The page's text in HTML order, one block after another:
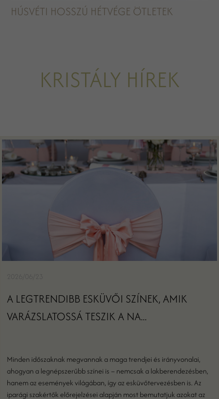
HÚSVÉTI HOSSZÚ HÉTVÉGE ÖTLETEK
KRISTÁLY HÍREK
A LEGTRENDIBB ESKÜVŐI SZÍNEK, AMIK
VARÁZSLATOSSÁ TESZIK A NA...
Minden időszaknak megvannak a maga trendjei és irányvonalai,
ahogyan a legnépszerűbb színei is – nemcsak a lakberendezésben,
hanem az események világában, így az esküvőtervezésben is. Az
iparági szakértők előrejelzései alapján most bemutatjuk azokat az